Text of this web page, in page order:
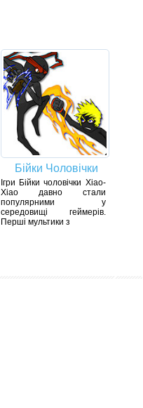
Бійки Чоловічки
Ігри Бійки чоловічки Xiao-
Xiao давно стали
популярними у
середовищі геймерів.
Перші мультики з